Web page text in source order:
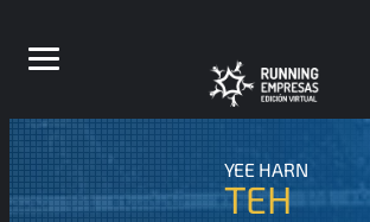
YEE HARN
TEH